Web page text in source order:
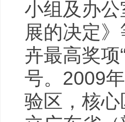
小组及办
展的决定
卉最高奖项
号。2009
验区，核